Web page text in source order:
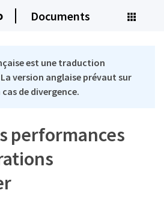
Documents
est une traduction
version anglaise prévaut sur
de divergence.
performances